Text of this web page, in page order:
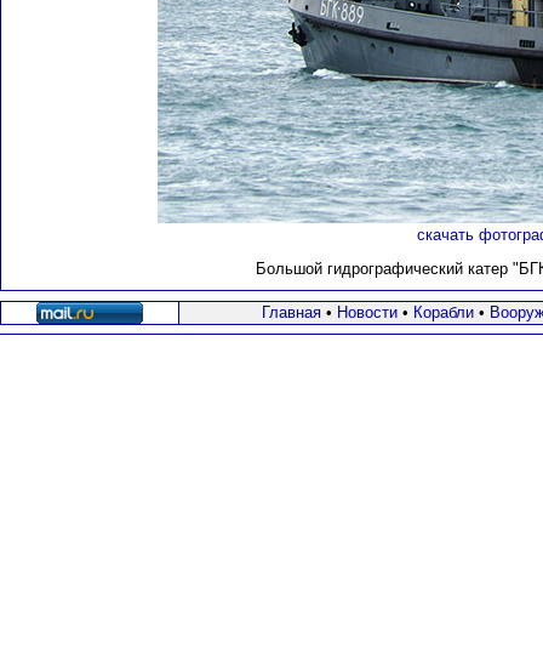
скачать
Большой гидрографический катер
Главная• Новости• Корабли•